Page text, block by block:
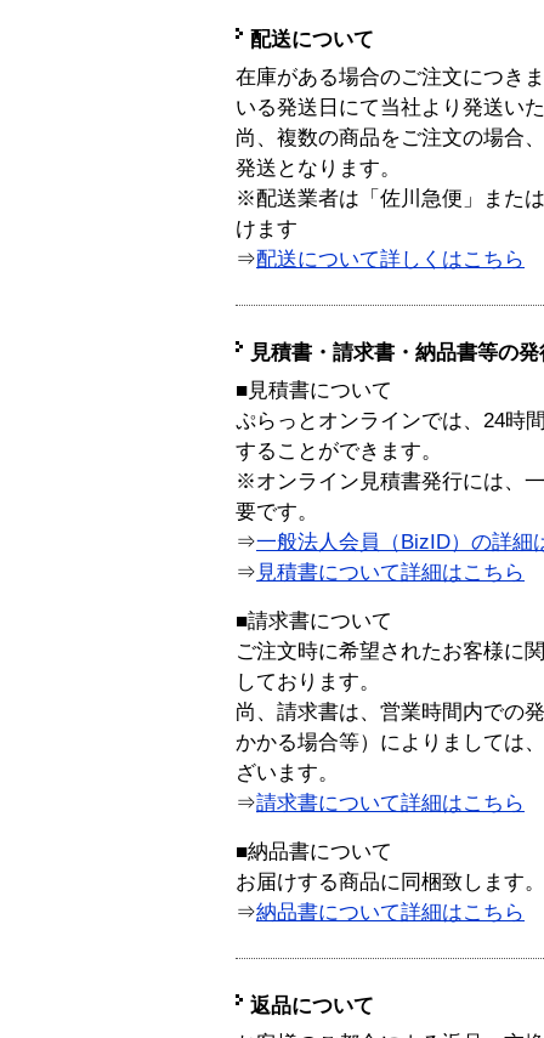
配送について
在庫がある場合のご注文につき
いる発送日にて当社より発送い
尚、複数の商品をご注文の場合
発送となります。
※配送業者は「佐川急便」また
けます
⇒配送について詳しくはこちら
見積書・請求書・納品書等の
■見積書について
ぷらっとオンラインでは、24時
することができます。
※オンライン見積書発行には、
要です。
⇒一般法人会員（BizID）の詳細
⇒ 見積書について詳細はこちら
■請求書について
ご注文時に希望されたお客様に
しております。
尚、請求書は、営業時間内での
かかる場合等）によりましては
ざいます。
⇒請求書について詳細はこちら
■納品書について
お届けする商品に同梱致します。
⇒納品書について詳細はこちら
返品について